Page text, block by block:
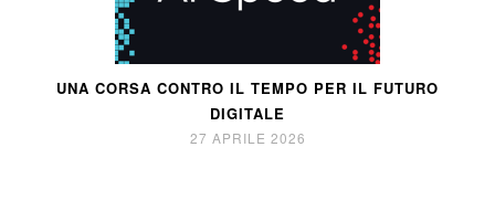
UNA CORSA CONTRO IL TEMPO PER IL FUTURO
DIGITALE
27 APRILE 2026